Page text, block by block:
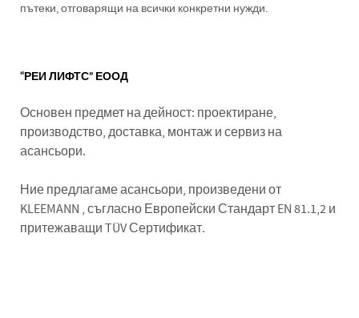
пътеки, отговарящи на всички конкретни нужди.
“РЕИ ЛИФТС” ЕООД
Основен предмет на дейност: проектиране,
производство, доставка, монтаж и сервиз на
асансьори.
Ние предлагаме асансьори, произведени от
KLEEMANN , съгласно Европейски Стандарт EN 81.1,2 и
притежаващи TÜV Сертификат.